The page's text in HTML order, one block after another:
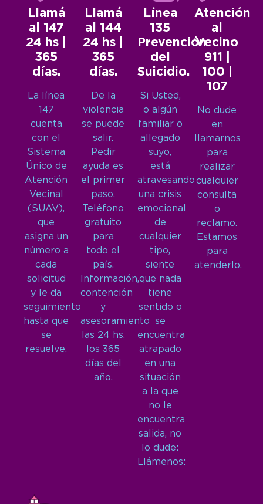
Llamá
al 147
24 hs |
365
días.
La línea
147
cuenta
con el
Sistema
Único de
Atención
Vecinal
(SUAV),
que
asigna un
número a
cada
solicitud
y le da
seguimiento
hasta que
se
resuelve.
Llamá
al 144
24 hs |
365
días.
De la
violencia
se puede
salir.
Pedir
ayuda es
el primer
paso.
Teléfono
gratuito
para
todo el
país.
Información,
contención
y
asesoramiento
las 24 hs,
los 365
días del
año.
Línea
135
Prevención
del
Suicidio.
Si Usted,
o algún
familiar o
allegado
suyo,
está
atravesando
una crisis
emocional
de
cualquier
tipo,
siente
que nada
tiene
sentido o
se
encuentra
atrapado
en una
situación
a la que
no le
encuentra
salida, no
lo dude:
Llámenos:
Atención
al
Vecino
911 |
100 |
107
No dude
en
llamarnos
para
realizar
cualquier
consulta
o
reclamo.
Estamos
para
atenderlo.